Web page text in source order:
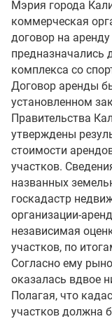
Мэрия города
коммерческая
договор на
предназначались
комплекса со
Договор аренды
установленном
Правительства
утверждены
стоимости
участков.
названных
госкадастр
организации-
независимая
участков, по
Согласно ему
оказалась вдвое
Полагая, что
участков должна